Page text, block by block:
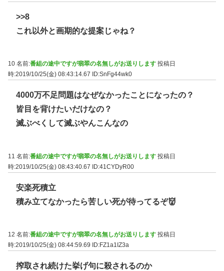
>>8
これ以外と画期的な提案じゃね？
10 名前:番組の途中ですが翡翠の名無しがお送りします 投稿日
時:2019/10/25(金) 08:43:14.67
ID:SnFg44wk0
4000万不足問題はなぜなかったことになったの？
皆目を背けたいだけなの？
滅ぶべくして滅ぶやんこんなの
11 名前:番組の途中ですが翡翠の名無しがお送りします 投稿日
時:2019/10/25(金) 08:43:40.67 ID:41CYDyR00
安楽死積立
積み立てなかったら苦しい死が待ってるぞ👹
12 名前:番組の途中ですが翡翠の名無しがお送りします 投稿日
時:2019/10/25(金) 08:44:59.69
ID:FZ1a1IZ3a
搾取され続けた挙げ句に殺されるのか